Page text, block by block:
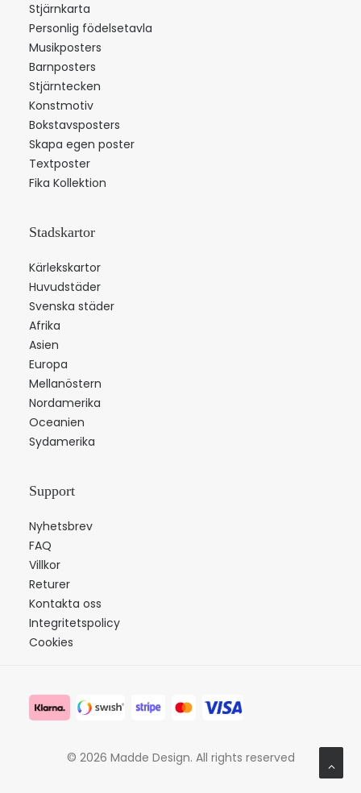
Stjärnkarta
Personlig födelsetavla
Musikposters
Barnposters
Stjärntecken
Konstmotiv
Bokstavsposters
Skapa egen poster
Textposter
Fika Kollektion
Stadskartor
Kärlekskartor
Huvudstäder
Svenska städer
Afrika
Asien
Europa
Mellanöstern
Nordamerika
Oceanien
Sydamerika
Support
Nyhetsbrev
FAQ
Villkor
Returer
Kontakta oss
Integritetspolicy
Cookies
© 2026 Madde Design. All rights reserved